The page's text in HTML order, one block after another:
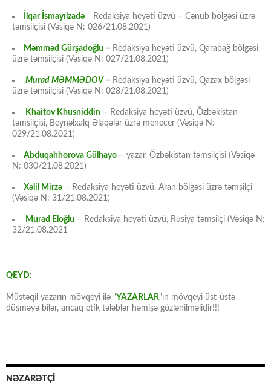
İlqar İsmayılzadə – Redaksiya heyəti üzvü – Cənub bölgəsi üzrə
təmsilçisi (Vəsiqə N: 026/21.08.2021)
Məmməd Gürşadoğlu – Redaksiya heyəti üzvü, Qarabağ bölgəsi
üzrə təmsilçisi (Vəsiqə N: 027/21.08.2021)
Murad MƏMMƏDOV – Redaksiya heyəti üzvü, Qazax bölgəsi
üzrə təmsilçisi (Vəsiqə N: 028/21.08.2021)
Khaitov Khusniddin – Redaksiya heyəti üzvü, Özbəkistan
təmsilçisi, Beynəlxalq Əlaqələr üzrə menecer (Vəsiqə N:
029/21.08.2021)
Abduqahhorova Gülhayo – yazar, Özbəkistan təmsilçisi (Vəsiqə
N: 030/21.08.2021)
Xəlil Mirzə – Redaksiya heyəti üzvü, Aran bölgəsi üzrə təmsilçi
(Vəsiqə N: 31/21.08.2021)
Murad Eloğlu – Redaksiya heyəti üzvü, Rusiya təmsilçi (Vəsiqə N:
32/21.08.2021
QEYD:
Müstəqil yazarın mövqeyi ilə “YAZARLAR“ın mövqeyi üst-üstə
düşməyə bilər, ancaq etik tələblər həmişə gözlənilməlidir!!!
NƏZARƏTÇİ